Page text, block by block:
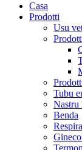
Casa
Prodotti
Usu
Tubu
Nastru
Benda